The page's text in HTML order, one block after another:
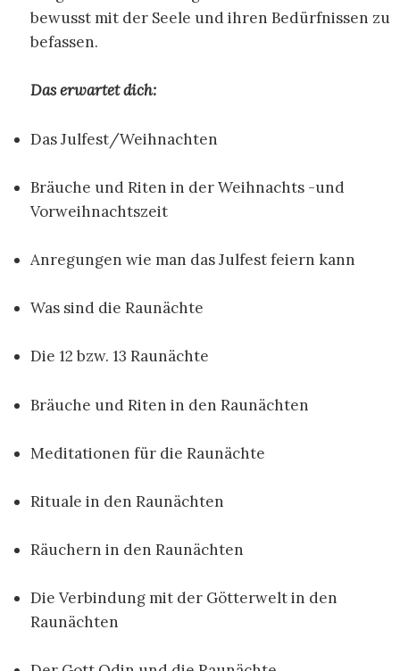
bewusst mit der Seele und ihren Bedürfnissen zu
befassen.
Das erwartet dich:
Das Julfest/Weihnachten
Bräuche und Riten in der Weihnachts -und
Vorweihnachtszeit
Anregungen wie man das Julfest feiern kann
Was sind die Raunächte
Die 12 bzw. 13 Raunächte
Bräuche und Riten in den Raunächten
Meditationen für die Raunächte
Rituale in den Raunächten
Räuchern in den Raunächten
Die Verbindung mit der Götterwelt in den
Raunächten